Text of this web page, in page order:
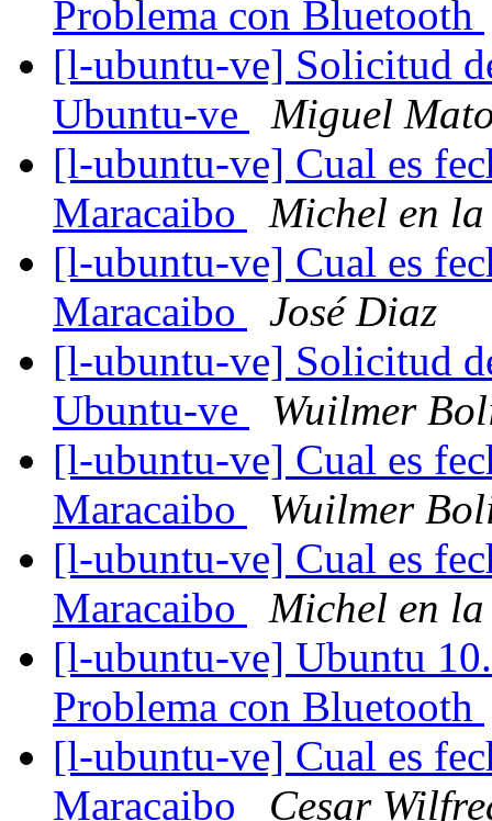
Problema con Bluetooth
[l-ubuntu-ve] Solicitud
Ubuntu-ve
Miguel
[l-ubuntu-ve] Cual es
Maracaibo
Michel en la
[l-ubuntu-ve] Cual es
Maracaibo
José Diaz
[l-ubuntu-ve] Solicitud
Ubuntu-ve
Wuilmer
[l-ubuntu-ve] Cual es
Maracaibo
Wuilmer
[l-ubuntu-ve] Cual es
Maracaibo
Michel en la
[l-ubuntu-ve] Ubuntu
Problema con Bluetooth
[l-ubuntu-ve] Cual es
Maracaibo
Cesar